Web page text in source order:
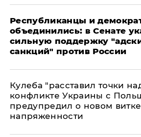
Республиканцы и
объединились: в Сенате
сильную поддержку
санкций" против России
Кулеба "расставил точки
конфликте Украины с
предупредил о новом витке
напряженности